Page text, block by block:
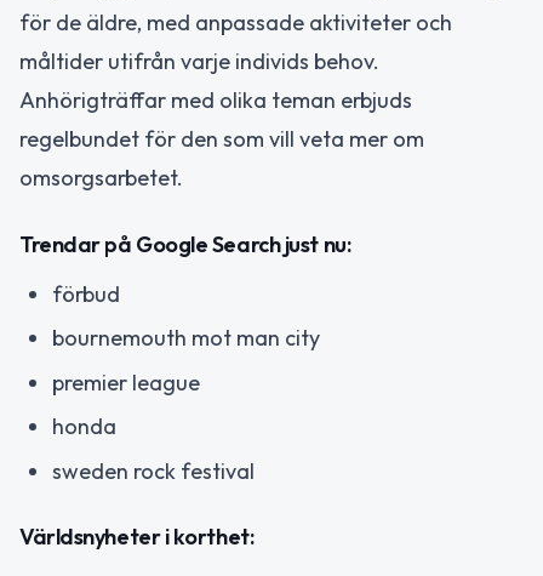
för de äldre, med anpassade aktiviteter och
måltider utifrån varje individs behov.
Anhörigträffar med olika teman erbjuds
regelbundet för den som vill veta mer om
omsorgsarbetet.
Trendar på Google Search just nu:
förbud
bournemouth mot man city
premier league
honda
sweden rock festival
Världsnyheter i korthet: